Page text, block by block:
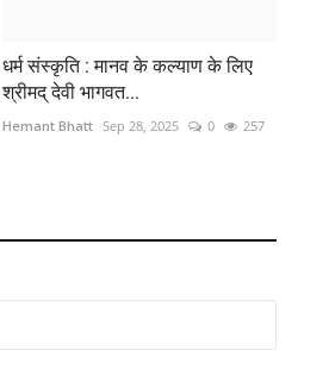
धर्म संस्कृति : मानव के कल्याण के लिए
श्रीमद् देवी भागवत...
Hemant Bhatt Sep 28, 2025 0 257